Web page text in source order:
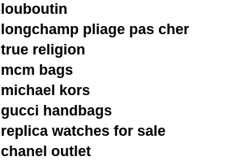
louboutin
longchamp pliage pas cher
true religion
mcm bags
michael kors
gucci handbags
replica watches for sale
chanel outlet